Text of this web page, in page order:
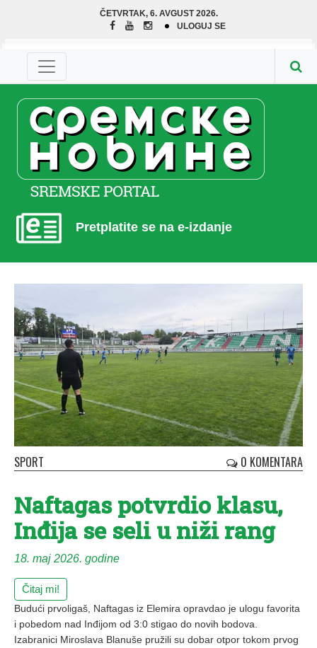
ČETVRTAK, 6. AVGUST 2026.
ULOGUJ SE
Pretplatite se na e-izdanje
SPORT 0 KOMENTARA
Naftagas potvrdio klasu,
Inđija se seli u niži rang
18. maj 2026. godine
Čitaj mi!
Budući prvoligaš, Naftagas iz Elemira opravdao je ulogu favorita
i pobedom nad Inđijom od 3:0 stigao do novih bodova.
Izabranici Miroslava Blanuše pružili su dobar otpor tokom prvog